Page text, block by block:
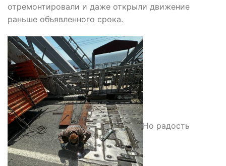
отремонтировали и даже открыли движение
раньше объявленного срока.
Но радость